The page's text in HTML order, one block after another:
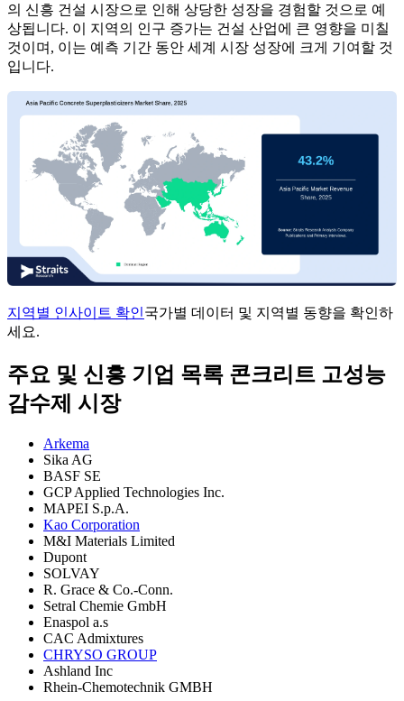
의 신흥 건설 시장으로 인해 상당한 성장을 경험할 것으로 예
상됩니다. 이 지역의 인구 증가는 건설 산업에 큰 영향을 미칠
것이며, 이는 예측 기간 동안 세계 시장 성장에 크게 기여할 것
입니다.
지역별 인사이트 확인국가별 데이터 및 지역별 동향을 확인하
세요.
주요 및 신흥 기업 목록 콘크리트 고성능
감수제 시장
Arkema
Sika AG
BASF SE
GCP Applied Technologies Inc.
MAPEI S.p.A.
Kao Corporation
M&I Materials Limited
Dupont
SOLVAY
R. Grace & Co.-Conn.
Setral Chemie GmbH
Enaspol a.s
CAC Admixtures
CHRYSO GROUP
Ashland Inc
Rhein-Chemotechnik GMBH